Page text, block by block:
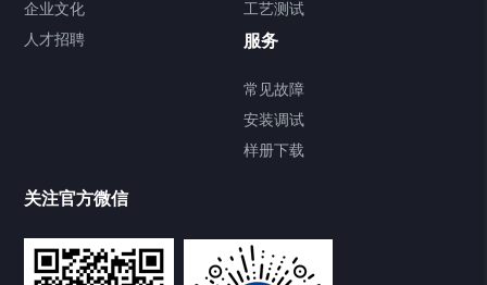
Chamber试验箱
TCU温度控制单元
企业文化
人才招聘
工艺测试
服务
常见故障
安装调试
样册下载
关注官方微信